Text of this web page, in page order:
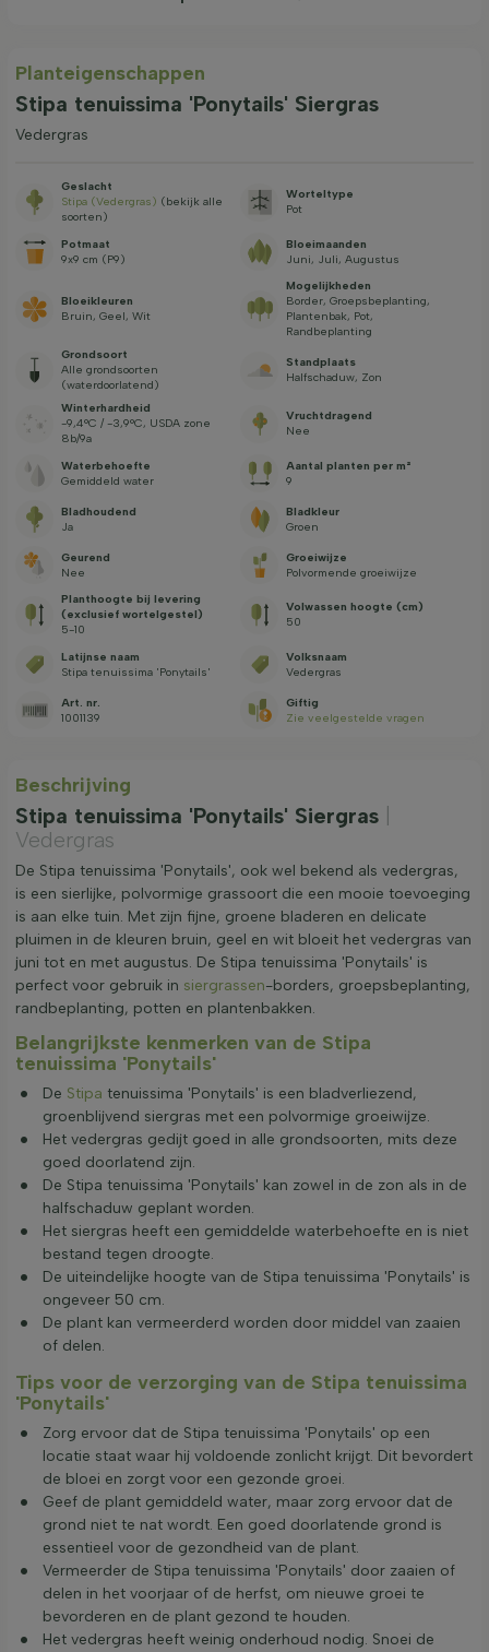
Planteigenschappen
Stipa tenuissima 'Ponytails' Siergras
Vedergras
Geslacht
Stipa (Vedergras) (bekijk alle
soorten)
Worteltype
Pot
Potmaat
9x9 cm (P9)
Bloeimaanden
Juni, Juli, Augustus
Bloeikleuren
Bruin, Geel, Wit
Mogelijkheden
Border, Groepsbeplanting,
Plantenbak, Pot,
Randbeplanting
Grondsoort
Alle grondsoorten
(waterdoorlatend)
Standplaats
Halfschaduw, Zon
Winterhardheid
-9,4°C / -3,9°C, USDA zone
8b/9a
Vruchtdragend
Nee
Waterbehoefte
Gemiddeld water
Aantal planten per m²
9
Bladhoudend
Ja
Bladkleur
Groen
Geurend
Nee
Groeiwijze
Polvormende groeiwijze
Planthoogte bij levering
(exclusief wortelgestel)
5-10
Volwassen hoogte (cm)
50
Latijnse naam
Stipa tenuissima 'Ponytails'
Volksnaam
Vedergras
Art. nr.
1001139
Giftig
Zie veelgestelde vragen
Beschrijving
Stipa tenuissima 'Ponytails' Siergras
Vedergras
De Stipa tenuissima 'Ponytails', ook wel bekend als vedergras,
is een sierlijke, polvormige grassoort die een mooie toevoeging
is aan elke tuin. Met zijn fijne, groene bladeren en delicate
pluimen in de kleuren bruin, geel en wit bloeit het vedergras van
juni tot en met augustus. De Stipa tenuissima 'Ponytails' is
perfect voor gebruik in siergrassen-borders, groepsbeplanting,
randbeplanting, potten en plantenbakken.
Belangrijkste kenmerken van de Stipa
tenuissima 'Ponytails'
De Stipa tenuissima 'Ponytails' is een bladverliezend,
groenblijvend siergras met een polvormige groeiwijze.
Het vedergras gedijt goed in alle grondsoorten, mits deze
goed doorlatend zijn.
De Stipa tenuissima 'Ponytails' kan zowel in de zon als in de
halfschaduw geplant worden.
Het siergras heeft een gemiddelde waterbehoefte en is niet
bestand tegen droogte.
De uiteindelijke hoogte van de Stipa tenuissima 'Ponytails' is
ongeveer 50 cm.
De plant kan vermeerderd worden door middel van zaaien
of delen.
Tips voor de verzorging van de Stipa tenuissima
'Ponytails'
Zorg ervoor dat de Stipa tenuissima 'Ponytails' op een
locatie staat waar hij voldoende zonlicht krijgt. Dit bevordert
de bloei en zorgt voor een gezonde groei.
Geef de plant gemiddeld water, maar zorg ervoor dat de
grond niet te nat wordt. Een goed doorlatende grond is
essentieel voor de gezondheid van de plant.
Vermeerder de Stipa tenuissima 'Ponytails' door zaaien of
delen in het voorjaar of de herfst, om nieuwe groei te
bevorderen en de plant gezond te houden.
Het vedergras heeft weinig onderhoud nodig. Snoei de